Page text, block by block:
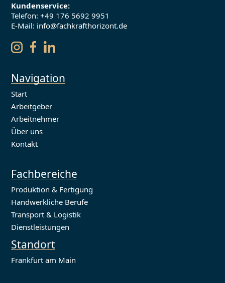
Kundenservice:
Telefon:+49 176 5692 9951
E-Mail: info@fachkrafthorizont.de
Navigation
Start
Arbeitgeber
Arbeitnehmer
Über uns
Kontakt
Fachbereiche
Produktion & Fertigung
Handwerkliche Berufe
Transport & Logistik
Dienstleistungen
Standort
Frankfurt am Main